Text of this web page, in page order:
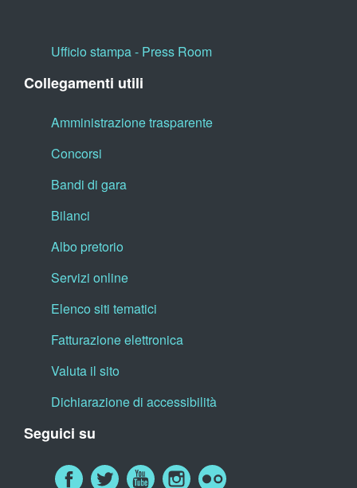
Ufficio stampa - Press Room
Collegamenti utili
Amministrazione trasparente
Concorsi
Bandi di gara
Bilanci
Albo pretorio
Servizi online
Elenco siti tematici
Fatturazione elettronica
Valuta il sito
Dichiarazione di accessibilità
Seguici su